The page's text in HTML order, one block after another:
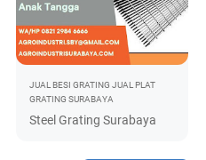
JUAL BESI GRATING JUAL PLAT
GRATING SURABAYA
Steel Grating Surabaya